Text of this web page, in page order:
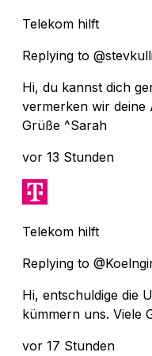
Telekom hilft
Replying to
Hi, du kannst dich
vermerken wir deine
Grüße ^Sarah
vor 13 Stunden
Telekom hilft
Replying to
Hi, entschuldige die
kümmern uns. Viele
vor 17 Stunden